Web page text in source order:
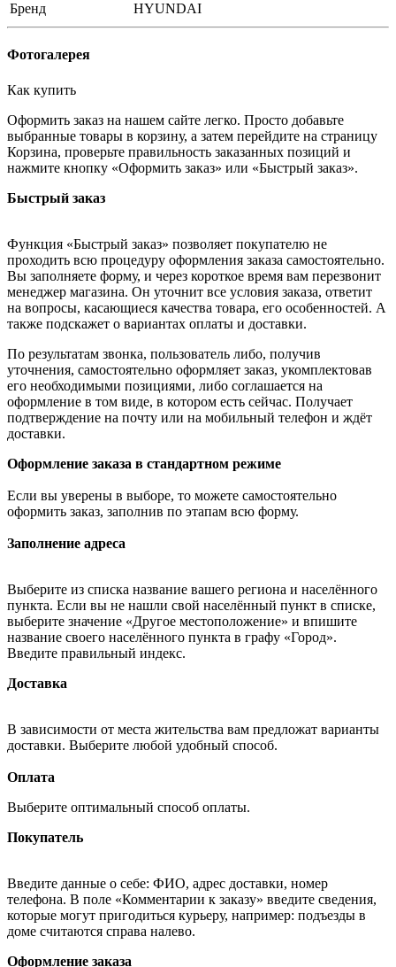
Бренд
HYUNDAI
Фотогалерея
Как купить
Оформить заказ на нашем сайте легко. Просто добавьте
выбранные товары в корзину, а затем перейдите на страницу
Корзина, проверьте правильность заказанных позиций и
нажмите кнопку «Оформить заказ» или «Быстрый заказ».
Быстрый заказ
Функция «Быстрый заказ» позволяет покупателю не
проходить всю процедуру оформления заказа самостоятельно.
Вы заполняете форму, и через короткое время вам перезвонит
менеджер магазина. Он уточнит все условия заказа, ответит
на вопросы, касающиеся качества товара, его особенностей. А
также подскажет о вариантах оплаты и доставки.
По результатам звонка, пользователь либо, получив
уточнения, самостоятельно оформляет заказ, укомплектовав
его необходимыми позициями, либо соглашается на
оформление в том виде, в котором есть сейчас. Получает
подтверждение на почту или на мобильный телефон и ждёт
доставки.
Оформление заказа в стандартном режиме
Если вы уверены в выборе, то можете самостоятельно
оформить заказ, заполнив по этапам всю форму.
Заполнение адреса
Выберите из списка название вашего региона и населённого
пункта. Если вы не нашли свой населённый пункт в списке,
выберите значение «Другое местоположение» и впишите
название своего населённого пункта в графу «Город».
Введите правильный индекс.
Доставка
В зависимости от места жительства вам предложат варианты
доставки. Выберите любой удобный способ.
Оплата
Выберите оптимальный способ оплаты.
Покупатель
Введите данные о себе: ФИО, адрес доставки, номер
телефона. В поле «Комментарии к заказу» введите сведения,
которые могут пригодиться курьеру, например: подъезды в
доме считаются справа налево.
Оформление заказа